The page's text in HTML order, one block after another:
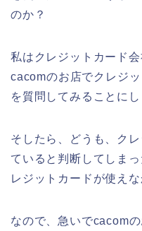
のか？
私はクレジットカード
cacomのお店でクレジ
を質問してみることにし
そしたら、どうも、ク
ていると判断してしま
レジットカードが使え
なので、急いでcacom